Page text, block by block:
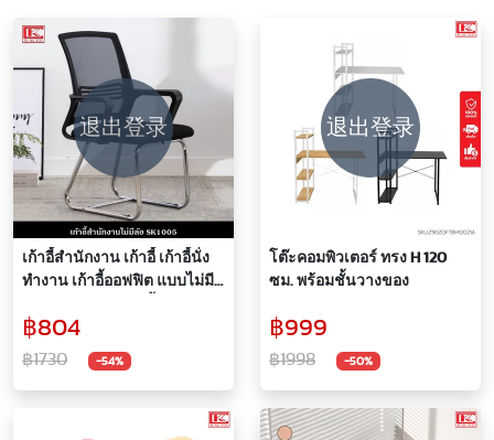
退出登录
เก้าอี้สำนักงาน เก้าอี้ เก้าอี้นั่ง
ทำงาน เก้าอี้ออฟฟิต แบบไม่มี
หนังสือ รับน้ำหนักได้ 120
กิโลกรัม
฿804
฿1730 -54%
退出登录
โต๊ะคอมพิวเตอร์ ทรง H 120
ซม. พร้อมชั้นวางของ
฿999
฿1998 -50%